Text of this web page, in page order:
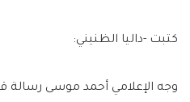
كتبت -داليا الظنيني:
وجه الإعلامي أحمد موسى رسالة